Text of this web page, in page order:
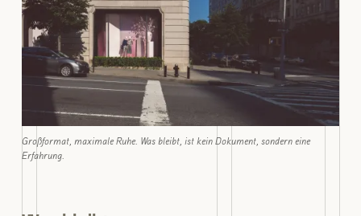
Großformat, maximale Ruhe. Was bleibt, ist kein Dokument, sondern eine
Erfahrung.